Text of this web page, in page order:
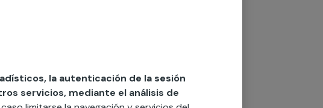
Ver servicios
la autenticación de la sesión
servicios, mediante el análisis de